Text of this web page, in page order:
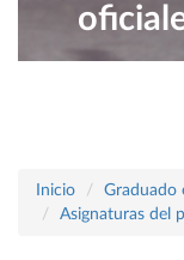
Inicio
Graduado
Asignaturas del